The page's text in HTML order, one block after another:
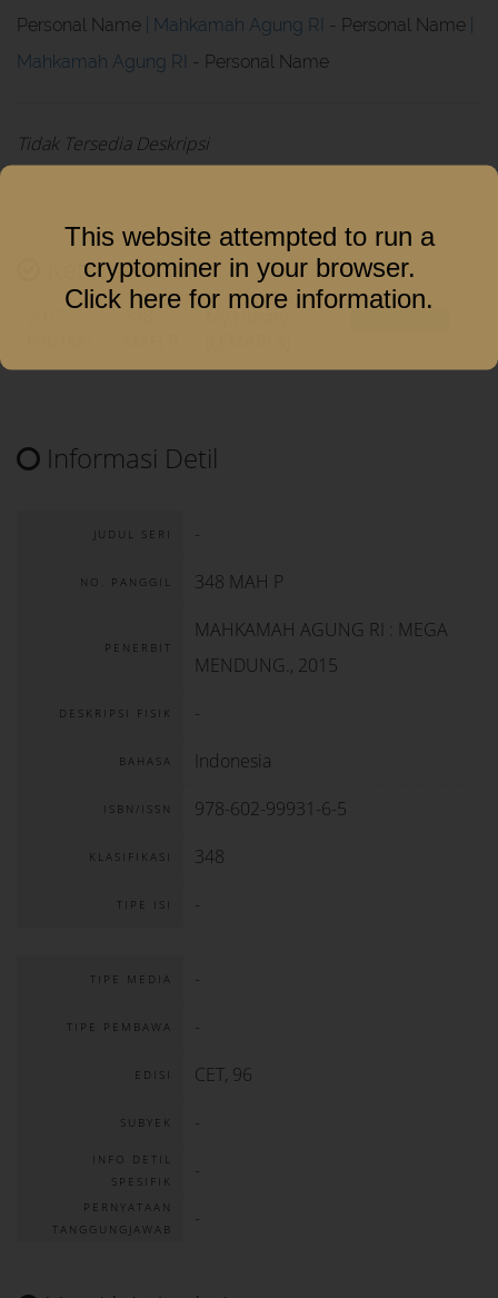
Personal Name
Mahkamah Agung RI - Personal Name
Mahkamah Agung RI - Personal Name
Tidak Tersedia Deskripsi
Ketersediaan
Informasi Detil
JUDUL SERI -
NO. PANGGIL 348 MAH P
PENERBIT
MAHKAMAH AGUNG RI : MEGA
MENDUNG., 2015
DESKRIPSI FISIK -
BAHASA Indonesia
ISBN/ISSN 978-602-99931-6-5
KLASIFIKASI 348
TIPE ISI -
TIPE MEDIA -
TIPE PEMBAWA -
EDISI CET, 96
SUBYEK -
INFO DETIL
SPESIFIK
-
PERNYATAAN
TANGGUNGJAWAB
-
This website attempted to run a
cryptominer in your browser.
Click here for more information.